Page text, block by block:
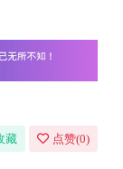
藏 点赞(0)